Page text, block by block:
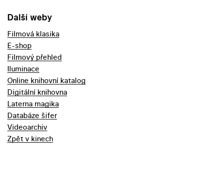
Další weby
Filmová klasika
E-shop
Filmový přehled
Iluminace
Online knihovní katalog
Digitální knihovna
Laterna magika
Databáze šifer
Videoarchiv
Zpět v kinech